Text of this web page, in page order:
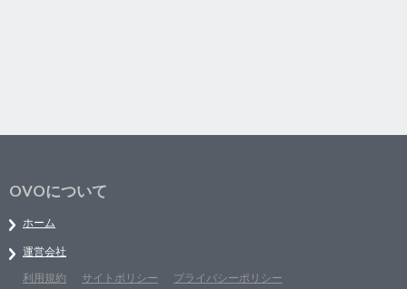
OVOについて
ホーム
運営会社
利用規約
サイトポリシー プライバシーポリシー